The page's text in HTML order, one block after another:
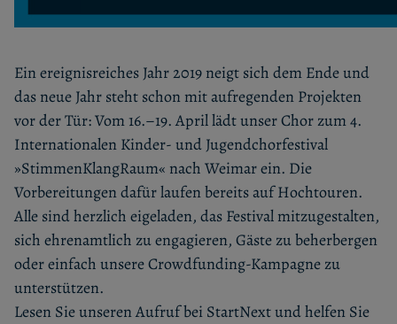
Ein ereignisreiches Jahr 2019 neigt sich dem Ende und
das neue Jahr steht schon mit aufregenden Projekten
vor der Tür: Vom 16.–19. April lädt unser Chor zum 4.
Internationalen Kinder- und Jugendchorfestival
»StimmenKlangRaum« nach Weimar ein. Die
Vorbereitungen dafür laufen bereits auf Hochtouren.
Alle sind herzlich eigeladen, das Festival mitzugestalten,
sich ehrenamtlich zu engagieren, Gäste zu beherbergen
oder einfach unsere Crowdfunding-Kampagne zu
unterstützen.
Lesen Sie unseren Aufruf bei StartNext und helfen Sie